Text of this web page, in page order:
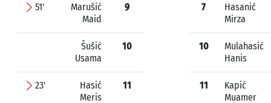
51'
Marušić
Maid
9
Šušić
Usama
10
23'
Hasić
Meris
11
7
Hasanić
Mirza
10
Mulahasić
Hanis
11
Kapić
Muamer